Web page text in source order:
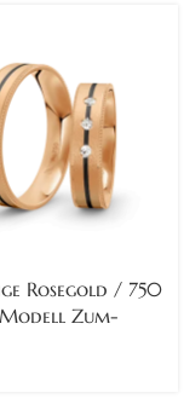
Rosegold / 750
Zum-